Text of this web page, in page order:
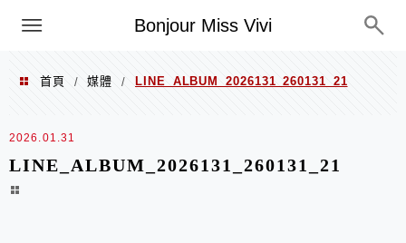
Bonjour Miss Vivi
選單
首頁 / 媒體 / LINE_ALBUM_2026131_260131_21
2026.01.31
LINE_ALBUM_2026131_260131_21